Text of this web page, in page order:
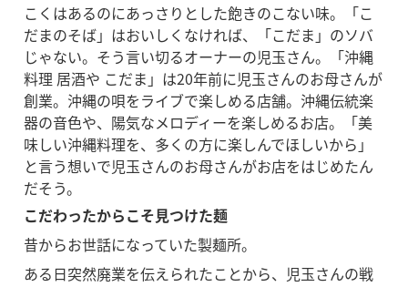
こくはあるのにあっさりとした飽きのこない味。「こ
だまのそば」はおいしくなければ、「こだま」のソバ
じゃない。そう言い切るオーナーの児玉さん。「沖縄
料理 居酒や こだま」は20年前に児玉さんのお母さんが
創業。沖縄の唄をライブで楽しめる店舗。沖縄伝統楽
器の音色や、陽気なメロディーを楽しめるお店。「美
味しい沖縄料理を、多くの方に楽しんでほしいから」
と言う想いで児玉さんのお母さんがお店をはじめたん
だそう。
こだわったからこそ見つけた麺
昔からお世話になっていた製麺所。
ある日突然廃業を伝えられたことから、児玉さんの戦